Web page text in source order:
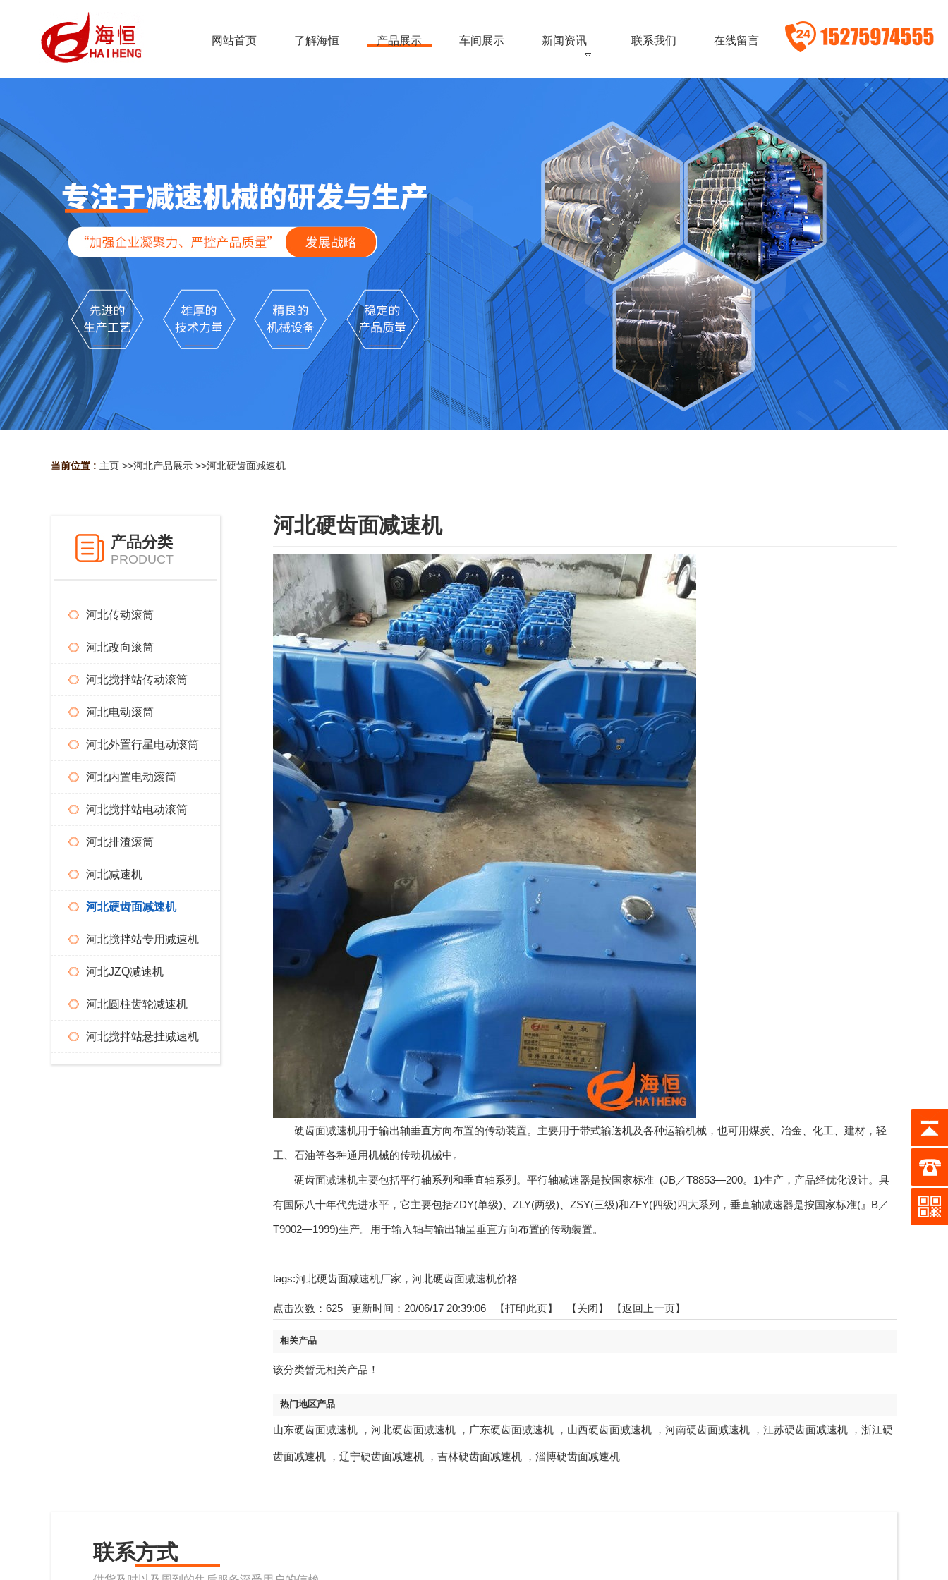
网站首页 了解海恒 产品展示 车间展示 新闻资讯 联系我们 在线留言
当前位置 : 主页 >>河北产品展示 >>河北硬齿面减速机
产品分类
PRODUCT
河北传动滚筒
河北改向滚筒
河北搅拌站传动滚筒
河北电动滚筒
河北外置行星电动滚筒
河北内置电动滚筒
河北搅拌站电动滚筒
河北排渣滚筒
河北减速机
河北硬齿面减速机
河北搅拌站专用减速机
河北JZQ减速机
河北圆柱齿轮减速机
河北搅拌站悬挂减速机
河北硬齿面减速机
硬齿面减速机用于输出轴垂直方向布置的传动装置。主要用于带式输送机及各种运输机械，也可用煤炭、冶金、化工、建材，轻
工、石油等各种通用机械的传动机械中。
硬齿面减速机主要包括平行轴系列和垂直轴系列。平行轴减速器是按国家标准 (JB／T8853—200。1)生产，产品经优化设计。具
有国际八十年代先进水平，它主要包括ZDY(单级)、ZLY(两级)、ZSY(三级)和ZFY(四级)四大系列，垂直轴减速器是按国家标准(』B／
T9002—1999)生产。用于输入轴与输出轴呈垂直方向布置的传动装置。
tags:河北硬齿面减速机厂家，河北硬齿面减速机价格
点击次数： 625 更新时间：20/06/17 20:39:06 【打印此页】 【关闭】 【返回上一页】
相关产品
该分类暂无相关产品！
热门地区产品
山东硬齿面减速机 ， 河北硬齿面减速机 ， 广东硬齿面减速机 ， 山西硬齿面减速机 ， 河南硬齿面减速机 ， 江苏硬齿面减速机 ， 浙江硬
齿面减速机 ， 辽宁硬齿面减速机 ， 吉林硬齿面减速机 ， 淄博硬齿面减速机
联系方式